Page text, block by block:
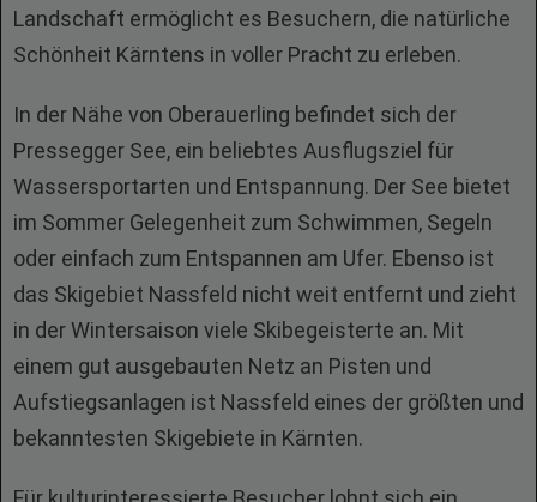
Landschaft ermöglicht es Besuchern, die natürliche
Schönheit Kärntens in voller Pracht zu erleben.
In der Nähe von Oberauerling befindet sich der
Pressegger See, ein beliebtes Ausflugsziel für
Wassersportarten und Entspannung. Der See bietet
im Sommer Gelegenheit zum Schwimmen, Segeln
oder einfach zum Entspannen am Ufer. Ebenso ist
das Skigebiet Nassfeld nicht weit entfernt und zieht
in der Wintersaison viele Skibegeisterte an. Mit
einem gut ausgebauten Netz an Pisten und
Aufstiegsanlagen ist Nassfeld eines der größten und
bekanntesten Skigebiete in Kärnten.